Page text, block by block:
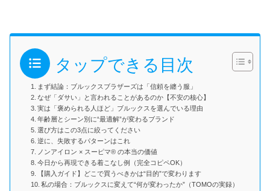
タップできる目次
まず結論：ブルックスブラザーズは「信頼を纏う服」
なぜ「ダサい」と言われることがあるのか【不安の核心】
実は「褒められる人ほど」ブルックスを選んでいる理由
年齢層とシーン別に“最適解”が変わるブランド
選び方はこの3点に絞ってください
逆に、失敗するパターンはこれ
ノンアイロン × スーピマ® の本当の価値
今日から再現できる着こなし例（完全コピペOK）
【購入ガイド】どこで買うべきかは“目的”で変わります
私の場合：ブルックスに変えて“何が変わったか”（TOMOの実録）